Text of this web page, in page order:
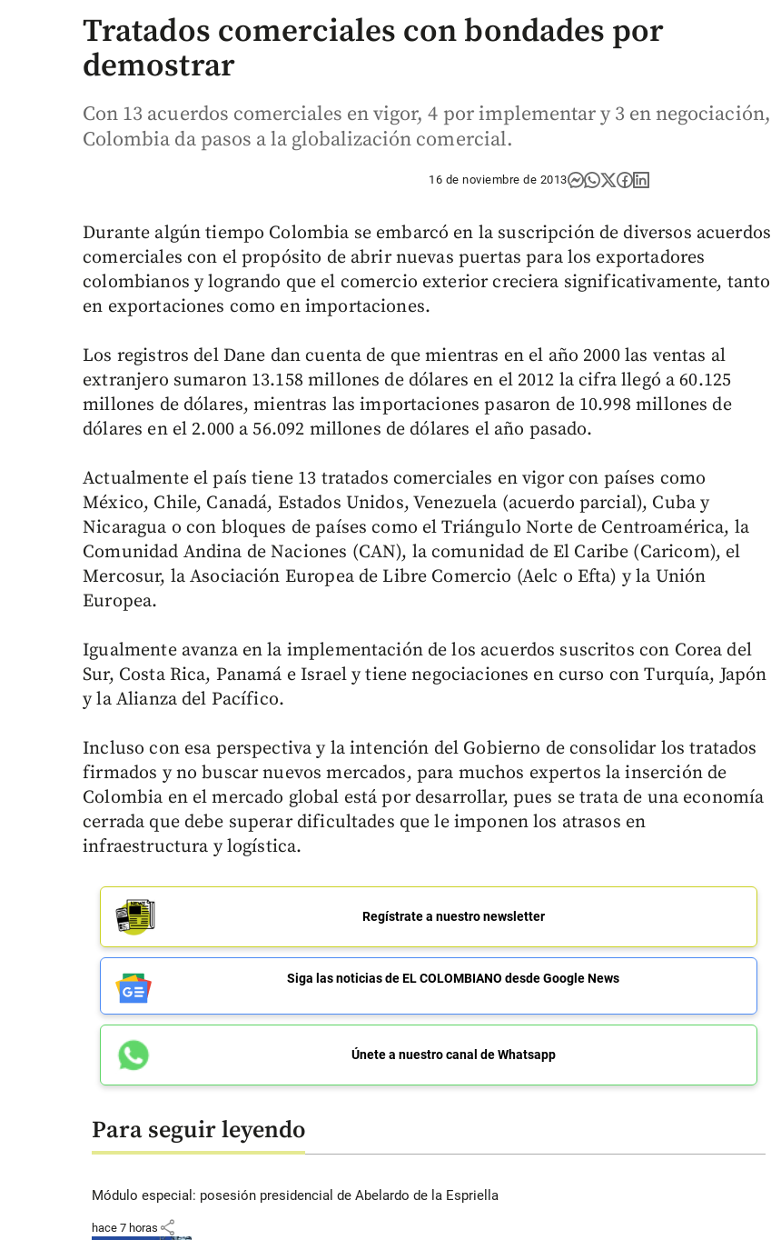
Tratados comerciales con bondades por
demostrar
Con 13 acuerdos comerciales en vigor, 4 por implementar y 3 en negociación,
Colombia da pasos a la globalización comercial.
16 de noviembre de 2013
Durante algún tiempo Colombia se embarcó en la suscripción de diversos acuerdos
comerciales con el propósito de abrir nuevas puertas para los exportadores
colombianos y logrando que el comercio exterior creciera significativamente, tanto
en exportaciones como en importaciones.
Los registros del Dane dan cuenta de que mientras en el año 2000 las ventas al
extranjero sumaron 13.158 millones de dólares en el 2012 la cifra llegó a 60.125
millones de dólares, mientras las importaciones pasaron de 10.998 millones de
dólares en el 2.000 a 56.092 millones de dólares el año pasado.
Actualmente el país tiene 13 tratados comerciales en vigor con países como
México, Chile, Canadá, Estados Unidos, Venezuela (acuerdo parcial), Cuba y
Nicaragua o con bloques de países como el Triángulo Norte de Centroamérica, la
Comunidad Andina de Naciones (CAN), la comunidad de El Caribe (Caricom), el
Mercosur, la Asociación Europea de Libre Comercio (Aelc o Efta) y la Unión
Europea.
Igualmente avanza en la implementación de los acuerdos suscritos con Corea del
Sur, Costa Rica, Panamá e Israel y tiene negociaciones en curso con Turquía, Japón
y la Alianza del Pacífico.
Incluso con esa perspectiva y la intención del Gobierno de consolidar los tratados
firmados y no buscar nuevos mercados, para muchos expertos la inserción de
Colombia en el mercado global está por desarrollar, pues se trata de una economía
cerrada que debe superar dificultades que le imponen los atrasos en
infraestructura y logística.
Regístrate a nuestro newsletter
Siga las noticias de EL COLOMBIANO desde Google News
Únete a nuestro canal de Whatsapp
Para seguir leyendo
Módulo especial: posesión presidencial de Abelardo de la Espriella
hace 7 horas share